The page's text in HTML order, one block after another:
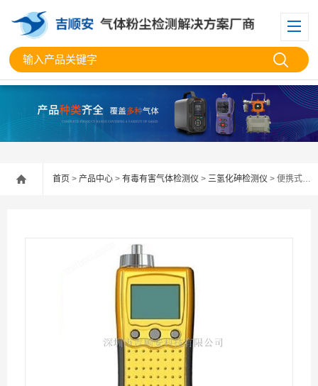
首页 > 产品中心 > 有毒有害气体检测仪 > 三氢化砷检测仪 > 便携式三氢化砷检测仪